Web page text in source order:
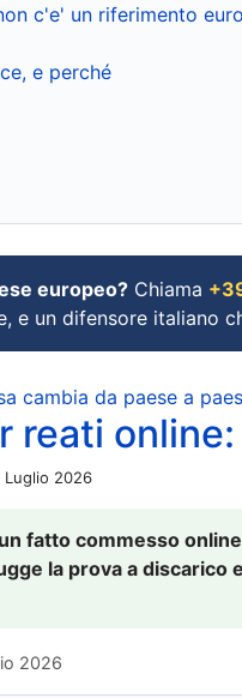
c'e' un riferimento
e perché
europeo? Chiama
e un difensore italiano
cambia da paese a
reati
Luglio 2026
fatto commesso
la prova a discarico
2026